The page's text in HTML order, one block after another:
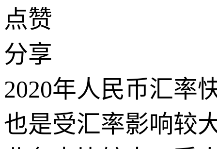
点赞
分享
2020年人民币汇率
也是受汇率影响较